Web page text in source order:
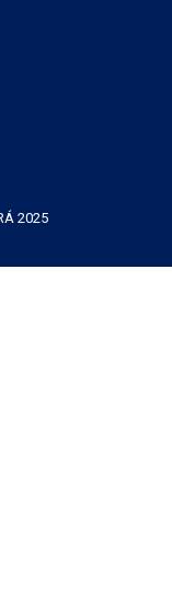
2025